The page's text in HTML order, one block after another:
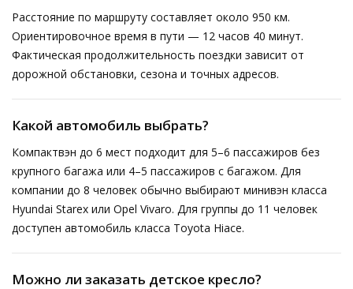
Расстояние по маршруту составляет около 950 км.
Ориентировочное время в пути — 12 часов 40 минут.
Фактическая продолжительность поездки зависит от
дорожной обстановки, сезона и точных адресов.
Какой автомобиль выбрать?
Компактвэн до 6 мест подходит для 5–6 пассажиров без
крупного багажа или 4–5 пассажиров с багажом. Для
компании до 8 человек обычно выбирают минивэн класса
Hyundai Starex или Opel Vivaro. Для группы до 11 человек
доступен автомобиль класса Toyota Hiace.
Можно ли заказать детское кресло?